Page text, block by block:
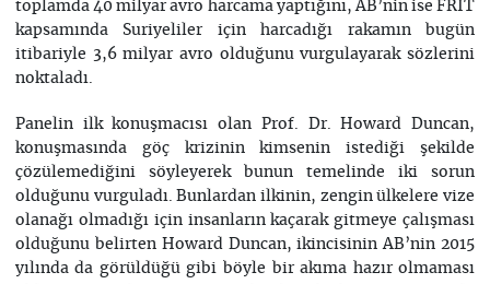
toplamda 40 milyar avro harcama yaptığını, AB’nin ise FRIT
kapsamında Suriyeliler için harcadığı rakamın bugün
itibariyle 3,6 milyar avro olduğunu vurgulayarak sözlerini
noktaladı.
Panelin ilk konuşmacısı olan Prof. Dr. Howard Duncan,
konuşmasında göç krizinin kimsenin istediği şekilde
çözülemediğini söyleyerek bunun temelinde iki sorun
olduğunu vurguladı. Bunlardan ilkinin, zengin ülkelere vize
olanağı olmadığı için insanların kaçarak gitmeye çalışması
olduğunu belirten Howard Duncan, ikincisinin AB’nin 2015
yılında da görüldüğü gibi böyle bir akıma hazır olmaması